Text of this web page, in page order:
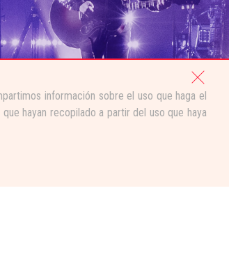
información sobre el uso que haga el
hayan recopilado a partir del uso que haya